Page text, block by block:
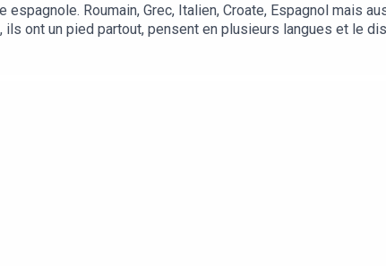
espagnole. Roumain, Grec, Italien, Croate, Espagnol mais
ont un pied partout, pensent en plusieurs langues et le
ce premier épisode, on discute Pop-Culture avec Joe,
Lifestyle, mode, technologies, la pop-culture est